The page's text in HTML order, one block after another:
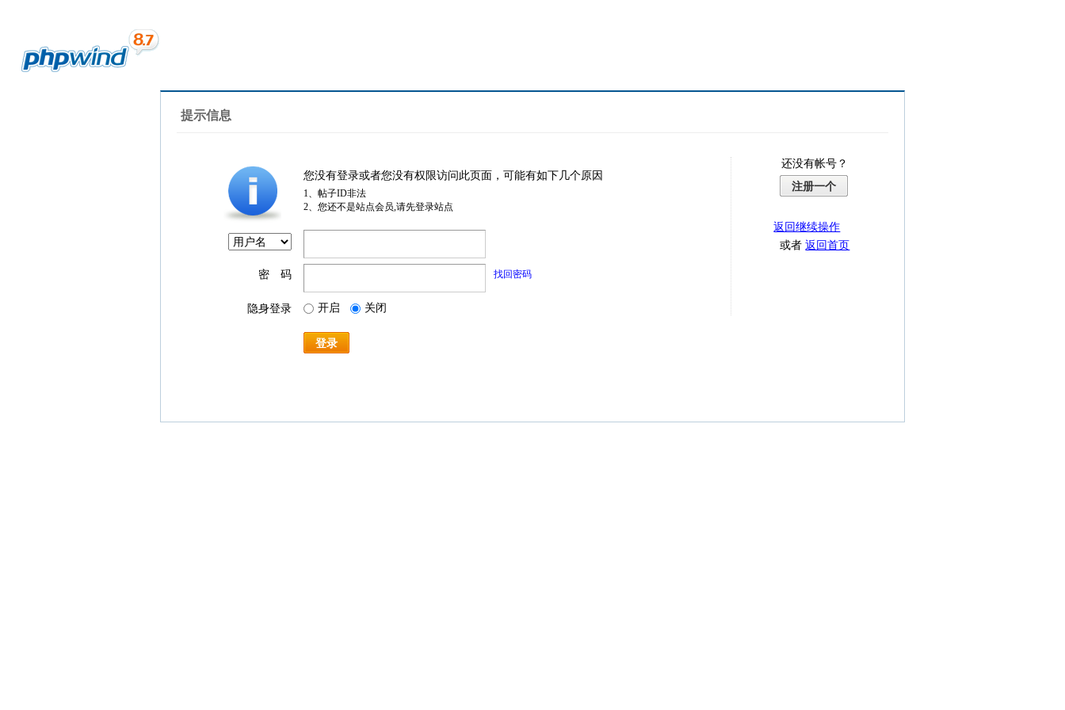
提示信息
您没有登录或者您没有权限访问此页面，可能有如下几个原因
1、帖子ID非法
2、您还不是站点会员,请先登录站点
密 码 找回密码
隐身登录 开启 关闭
登录
还没有帐号？
注册一个
返回继续操作
或者返回首页